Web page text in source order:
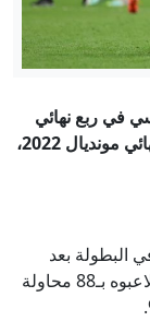
وشيكة
الذخيرة
في ربع نهائي
2026 الخميس، في تكرار لنصف نهائي مونديال 2022،
البطولة بعد
تسجيله 14 هدفًا في المونديال حتى الآن، وقام لاعبوه بـ88 محاولة